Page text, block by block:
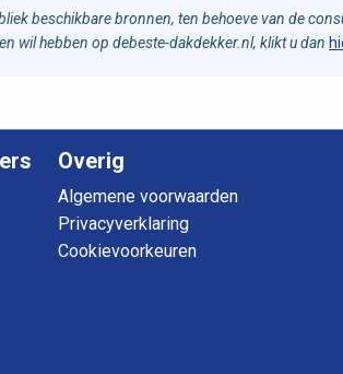
beschikbare bronnen, ten behoeve van de
wil hebben op debeste-dakdekker.nl, klikt u dan
Overig
Algemene voorwaarden
Privacyverklaring
Cookievoorkeuren